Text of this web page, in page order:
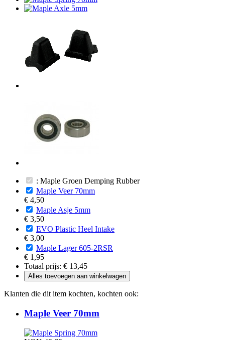
: Maple Groen Demping Rubber
Maple Veer 70mm
€ 4,50
Maple Asje 5mm
€ 3,50
EVO Plastic Heel Intake
€ 3,00
Maple Lager 605-2RSR
€ 1,95
Totaal prijs: € 13,45
Alles toevoegen aan winkelwagen
Klanten die dit item kochten, kochten ook:
Maple Veer 70mm